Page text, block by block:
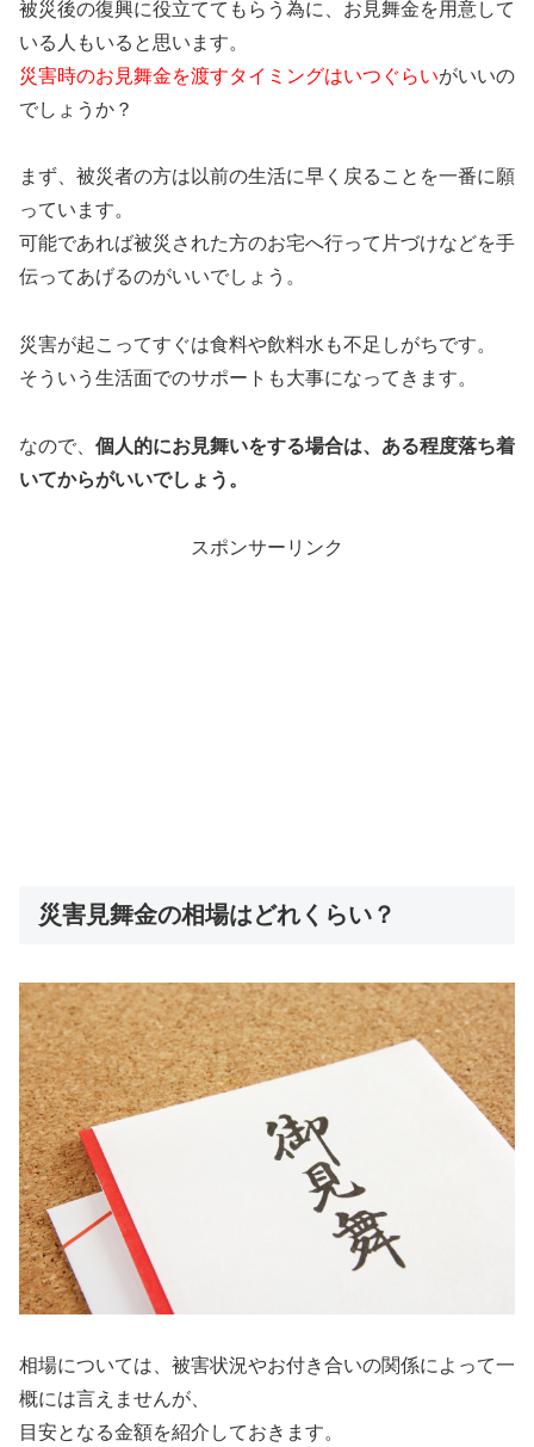
被災後の復興に役立ててもらう為に、お見舞金を用意して
いる人もいると思います。
災害時のお見舞金を渡すタイミングはいつぐらいがいいの
でしょうか？
まず、被災者の方は以前の生活に早く戻ることを一番に願
っています。
可能であれば被災された方のお宅へ行って片づけなどを手
伝ってあげるのがいいでしょう。
災害が起こってすぐは食料や飲料水も不足しがちです。
そういう生活面でのサポートも大事になってきます。
なので、 個人的にお見舞いをする場合は、ある程度落ち着
いてからがいいでしょう。
スポンサーリンク
災害見舞金の相場はどれくらい？
相場については、被害状況やお付き合いの関係によって一
概には言えませんが、
目安となる金額を紹介しておきます。